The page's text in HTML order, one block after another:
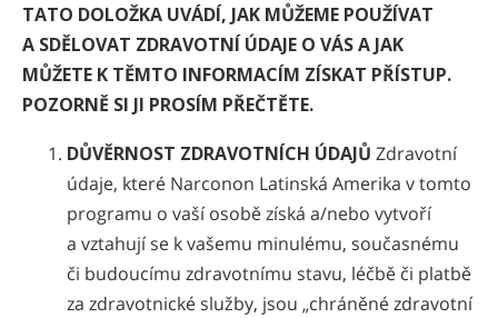
TATO DOLOŽKA UVÁDÍ, JAK MŮŽEME POUŽÍVAT
A SDĚLOVAT ZDRAVOTNÍ ÚDAJE O VÁS A JAK
MŮŽETE K TĚMTO INFORMACÍM ZÍSKAT PŘÍSTUP.
POZORNĚ SI JI PROSÍM PŘEČTĚTE.
DŮVĚRNOST ZDRAVOTNÍCH ÚDAJŮ Zdravotní
údaje, které Narconon Latinská Amerika v tomto
programu o vaší osobě získá a/nebo vytvoří
a vztahují se k vašemu minulému, současnému
či budoucímu zdravotnímu stavu, léčbě či platbě
za zdravotnické služby, jsou „chráněné zdravotní